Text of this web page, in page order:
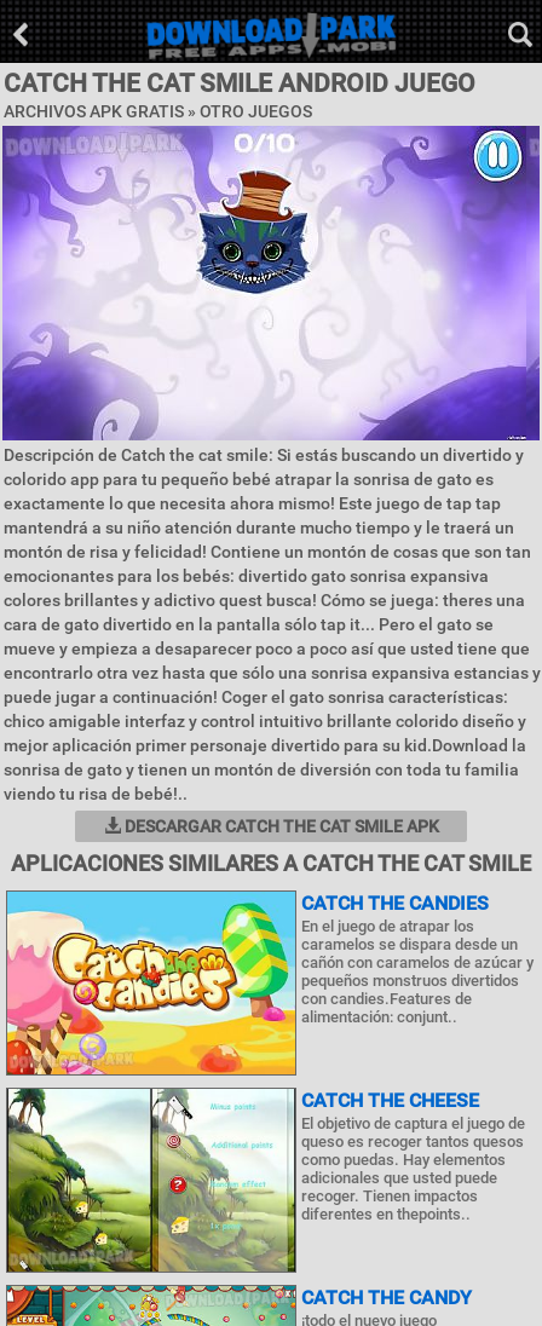
CATCH THE CAT SMILE ANDROID JUEGO
ARCHIVOS APK GRATIS » OTRO JUEGOS
Descripción de Catch the cat smile: Si estás buscando un divertido y
colorido app para tu pequeño bebé atrapar la sonrisa de gato es
exactamente lo que necesita ahora mismo! Este juego de tap tap
mantendrá a su niño atención durante mucho tiempo y le traerá un
montón de risa y felicidad! Contiene un montón de cosas que son tan
emocionantes para los bebés: divertido gato sonrisa expansiva
colores brillantes y adictivo quest busca! Cómo se juega: theres una
cara de gato divertido en la pantalla sólo tap it... Pero el gato se
mueve y empieza a desaparecer poco a poco así que usted tiene que
encontrarlo otra vez hasta que sólo una sonrisa expansiva estancias y
puede jugar a continuación! Coger el gato sonrisa características:
chico amigable interfaz y control intuitivo brillante colorido diseño y
mejor aplicación primer personaje divertido para su kid.Download la
sonrisa de gato y tienen un montón de diversión con toda tu familia
viendo tu risa de bebé!..
DESCARGAR CATCH THE CAT SMILE APK
APLICACIONES SIMILARES A CATCH THE CAT SMILE
CATCH THE CANDIES
En el juego de atrapar los
caramelos se dispara desde un
cañón con caramelos de azúcar y
pequeños monstruos divertidos
con candies.Features de
alimentación: conjunt..
CATCH THE CHEESE
El objetivo de captura el juego de
queso es recoger tantos quesos
como puedas. Hay elementos
adicionales que usted puede
recoger. Tienen impactos
diferentes en thepoints..
CATCH THE CANDY
¡todo el nuevo juego